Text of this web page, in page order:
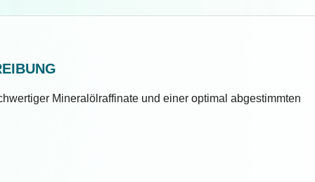
Mineralölraffinate und einer optimal abgestimmten